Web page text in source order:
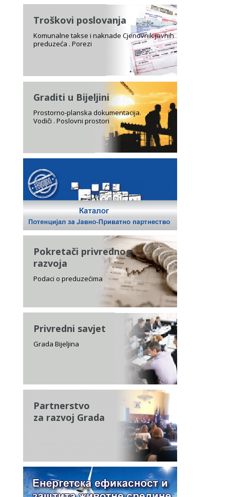
Troškovi poslovanja
Komunalne takse i naknade Cjenovnik javnih
preduzeća . Porezi
Graditi u Bijeljini
Prostorno-planska dokumentacija.
Vodiči . Poslovni prostori
Pokretači privrednog
razvoja
Podaci o preduzećima
Privredni savjet
Grada Bijeljina
Partnerstvo
za razvoj Grada